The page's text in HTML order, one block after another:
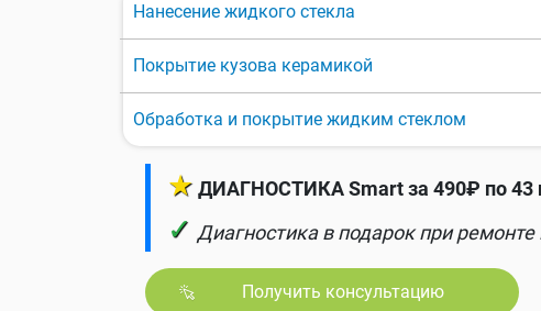
Нанесение жидкого стекла
Покрытие кузова керамикой
Обработка и покрытие жидким стеклом
★ ДИАГНОСТИКА Smart за 490₽ по 43
✓ Диагностика в подарок при
Получить консультацию